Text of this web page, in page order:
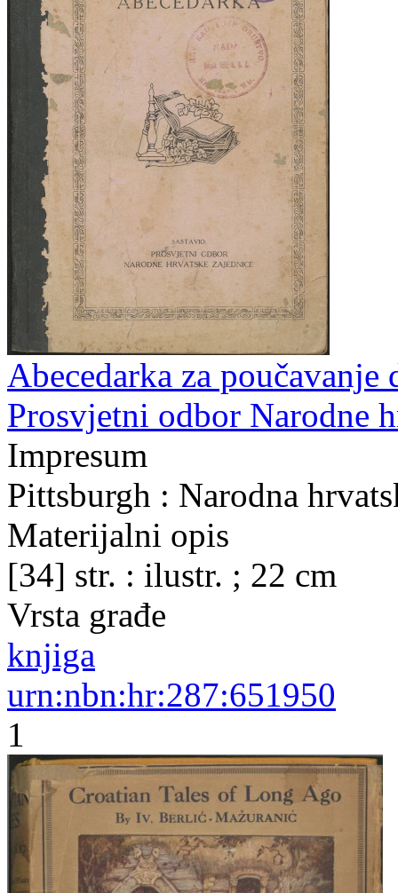
Abecedarka za
Prosvjetni odbor Narodne
Impresum
Pittsburgh : Narodna
Materijalni opis
[34] str. : ilustr. ; 22 cm
Vrsta građe
knjiga
urn:nbn:hr:287:651950
1